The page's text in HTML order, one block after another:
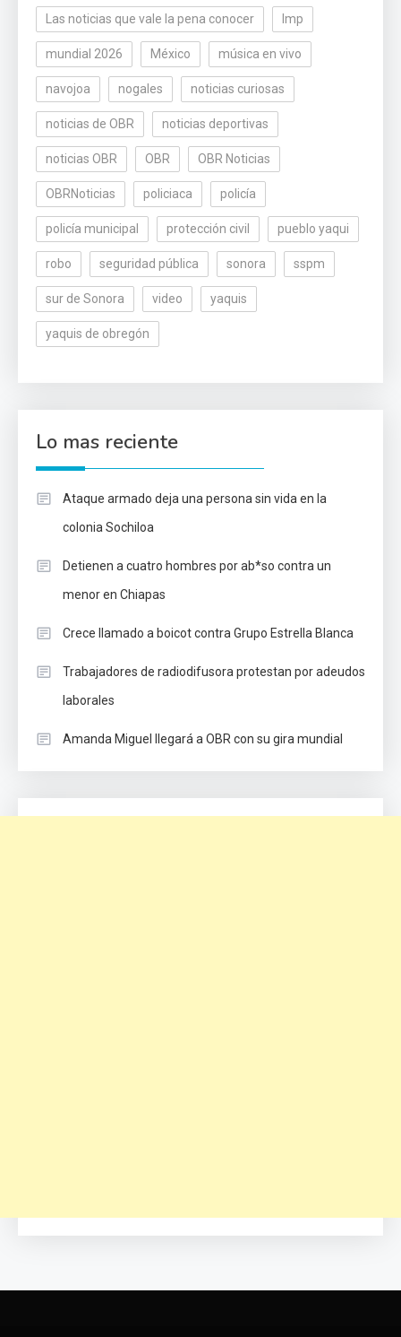
Las noticias que vale la pena conocer lmp
mundial 2026 México música en vivo
navojoa nogales noticias curiosas
noticias de OBR noticias deportivas
noticias OBR OBR OBR Noticias
OBRNoticias policiaca policía
policía municipal protección civil pueblo yaqui
robo seguridad pública sonora sspm
sur de Sonora video yaquis
yaquis de obregón
Lo mas reciente
Ataque armado deja una persona sin vida en la
colonia Sochiloa
Detienen a cuatro hombres por ab*so contra un
menor en Chiapas
Crece llamado a boicot contra Grupo Estrella Blanca
Trabajadores de radiodifusora protestan por adeudos
laborales
Amanda Miguel llegará a OBR con su gira mundial